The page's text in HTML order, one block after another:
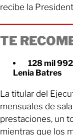
recibe la
TE
128 mil
Lenia Batres
La titular del
mensuales de
prestaciones, un
mientras que los